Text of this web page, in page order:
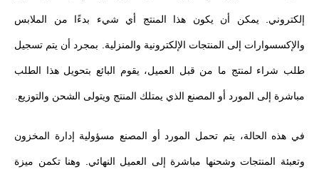
إلكتروني. يمكن أن يكون هذا المنتج أي شيء بدءًا من الملابس
والإكسسوارات إلى المنتجات الإلكترونية والمنزلية. بمجرد أن يتم تسجيل
طلب شراء لمنتج ما من قبل العميل، يقوم البائع بتحويل هذا الطلب
مباشرة إلى المورد أو المصنع الذي يمتلك المنتج ويتولى الشحن والتوزيع.
في هذه الحالة، يتم تحمل المورد أو المصنع مسؤولية إدارة المخزون
وتعبئة المنتجات وشحنها مباشرة إلى العميل النهائي. وهنا تكمن ميزة